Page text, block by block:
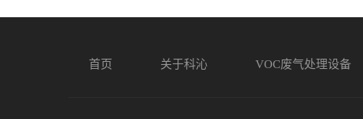
首页 关于科沁 VOC废气处理设备